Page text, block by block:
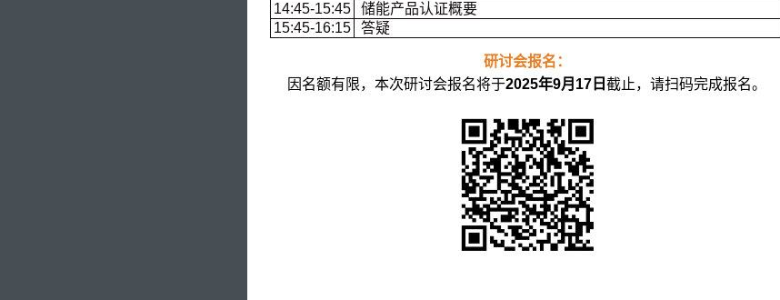
14:45-15:45
储能产品认证概要
15:45-16:15
答疑
研讨会报名：
因名额有限，本次研讨会报名将于2025年9月17日 截止，请扫码完成报名。